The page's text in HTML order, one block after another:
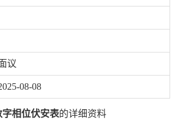
议
08-08
字相位伏安表的详细资料